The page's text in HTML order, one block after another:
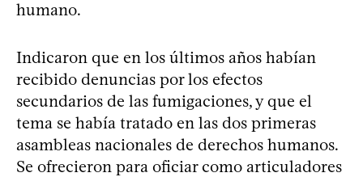
humano.
Indicaron que en los últimos años habían
recibido denuncias por los efectos
secundarios de las fumigaciones, y que el
tema se había tratado en las dos primeras
asambleas nacionales de derechos humanos.
Se ofrecieron para oficiar como articuladores